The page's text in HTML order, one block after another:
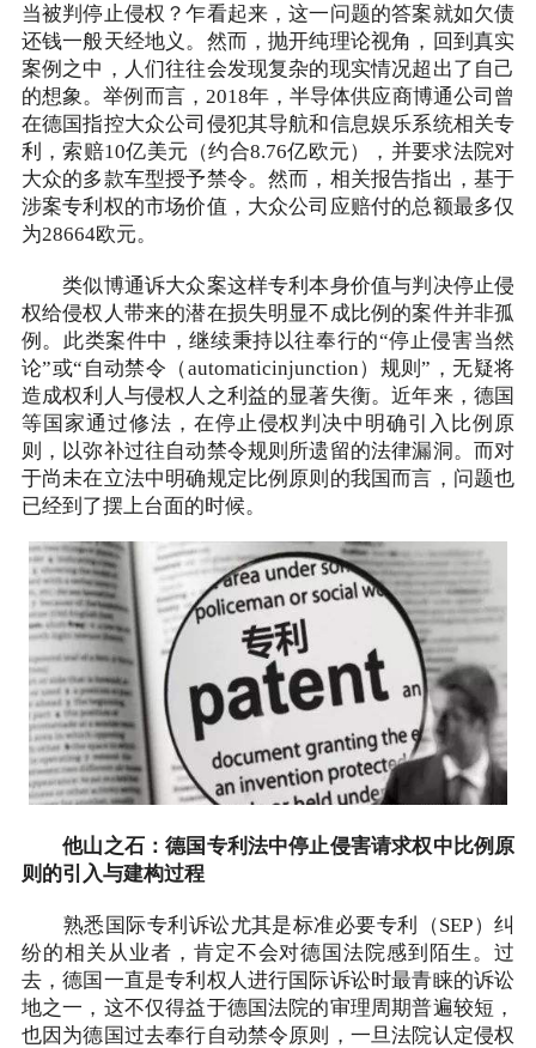
当被判停止侵权？乍看起来，这一问题的答案就如欠债
还钱一般天经地义。然而，抛开纯理论视角，回到真实
案例之中，人们往往会发现复杂的现实情况超出了自己
的想象。举例而言，2018年，半导体供应商博通公司曾
在德国指控大众公司侵犯其导航和信息娱乐系统相关专
利，索赔10亿美元（约合8.76亿欧元），并要求法院对
大众的多款车型授予禁令。然而，相关报告指出，基于
涉案专利权的市场价值，大众公司应赔付的总额最多仅
为28664欧元。
类似博通诉大众案这样专利本身价值与判决停止侵
权给侵权人带来的潜在损失明显不成比例的案件并非孤
例。此类案件中，继续秉持以往奉行的“停止侵害当然
论”或“自动禁令（automaticinjunction）规则”，无疑将
造成权利人与侵权人之利益的显著失衡。近年来，德国
等国家通过修法，在停止侵权判决中明确引入比例原
则，以弥补过往自动禁令规则所遗留的法律漏洞。而对
于尚未在立法中明确规定比例原则的我国而言，问题也
已经到了摆上台面的时候。
他山之石：德国专利法中停止侵害请求权中比例原
则的引入与建构过程
熟悉国际专利诉讼尤其是标准必要专利（SEP）纠
纷的相关从业者，肯定不会对德国法院感到陌生。过
去，德国一直是专利权人进行国际诉讼时最青睐的诉讼
地之一，这不仅得益于德国法院的审理周期普遍较短，
也因为德国过去奉行自动禁令原则，一旦法院认定侵权